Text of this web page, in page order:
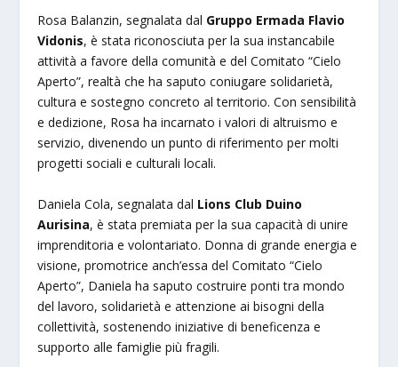
Rosa Balanzin, segnalata dal Gruppo Ermada Flavio
Vidonis, è stata riconosciuta per la sua instancabile
attività a favore della comunità e del Comitato “Cielo
Aperto”, realtà che ha saputo coniugare solidarietà,
cultura e sostegno concreto al territorio. Con sensibilità
e dedizione, Rosa ha incarnato i valori di altruismo e
servizio, divenendo un punto di riferimento per molti
progetti sociali e culturali locali.
Daniela Cola, segnalata dal Lions Club Duino
Aurisina, è stata premiata per la sua capacità di unire
imprenditoria e volontariato. Donna di grande energia e
visione, promotrice anch’essa del Comitato “Cielo
Aperto”, Daniela ha saputo costruire ponti tra mondo
del lavoro, solidarietà e attenzione ai bisogni della
collettività, sostenendo iniziative di beneficenza e
supporto alle famiglie più fragili.